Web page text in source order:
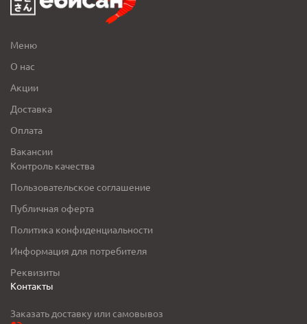
Меню
О нас
Акции
Доставка
Оплата
Вакансии
Контроль качества
Пользовательское соглашение
Публичная оферта
Политика конфиденциальности
Информация для потребителя
Реквизиты
Контакты
Заказать доставку или самовывоз